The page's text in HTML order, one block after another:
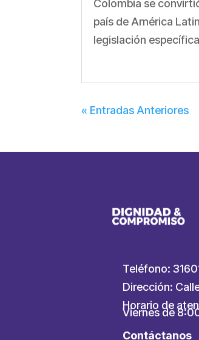
Colombia se
país de América
legislación
« Entradas Anteriores
Teléfono:
Dirección:
Horario de
Viernes de
Contáctanos